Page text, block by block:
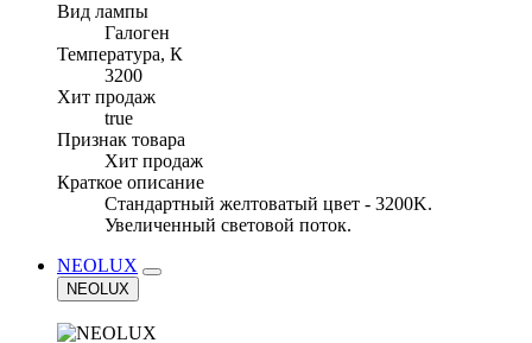
Вид лампы
Галоген
Температура, К
3200
Хит продаж
true
Признак товара
Хит продаж
Краткое описание
Стандартный желтоватый цвет - 3200K.
Увеличенный световой поток.
NEOLUX
NEOLUX